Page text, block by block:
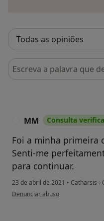
Pesquisar em opiniões
MM Consulta
Foi a minha primeira
Senti-me
para continuar.
23 de abril de 2021 • Catharsis -
na opinião do utilizador MM
Denunciar abuso